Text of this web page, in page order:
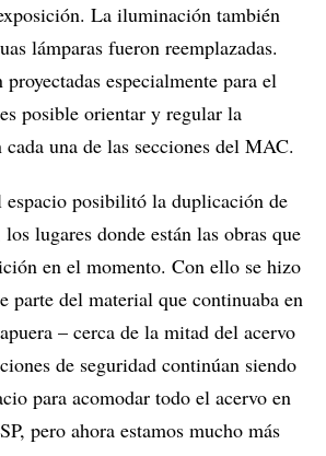
La iluminación también
lámparas fueron reemplazadas.
especialmente para el
posible orientar y regular la
una de las secciones del MAC.
espacio posibilitó la duplicación de
lugares donde están las obras que
en el momento. Con ello se hizo
parte del material que continuaba en
– cerca de la mitad del acervo
de seguridad continúan siendo
para acomodar todo el acervo en
pero ahora estamos mucho más